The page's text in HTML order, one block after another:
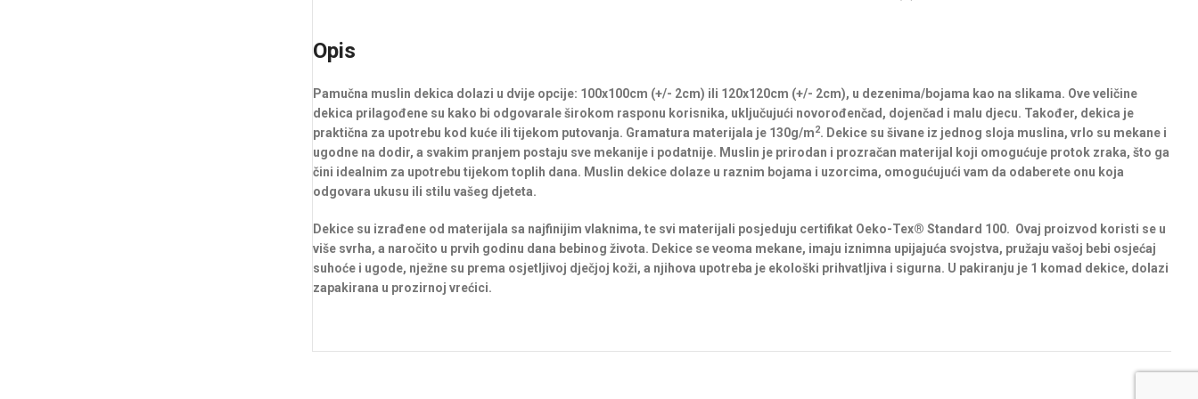
Opis
Pamučna muslin dekica dolazi u dvije opcije: 100x100cm (+/- 2cm) ili 120x120cm (+/- 2cm), u dezenima/bojama kao na slikama. Ove veličine
dekica prilagođene su kako bi odgovarale širokom rasponu korisnika, uključujući novorođenčad, dojenčad i malu djecu. Također, dekica je
praktična za upotrebu kod kuće ili tijekom putovanja. Gramatura materijala je 130g/m2. Dekice su šivane iz jednog sloja muslina, vrlo su mekane i
ugodne na dodir, a svakim pranjem postaju sve mekanije i podatnije. Muslin je prirodan i prozračan materijal koji omogućuje protok zraka, što ga
čini idealnim za upotrebu tijekom toplih dana. Muslin dekice dolaze u raznim bojama i uzorcima, omogućujući vam da odaberete onu koja
odgovara ukusu ili stilu vašeg djeteta.
Dekice su izrađene od materijala sa najfinijim vlaknima, te svi materijali posjeduju certifikat Oeko-Tex® Standard 100. Ovaj proizvod koristi se u
više svrha, a naročito u prvih godinu dana bebinog života. Dekice se veoma mekane, imaju iznimna upijajuća svojstva, pružaju vašoj bebi osjećaj
suhoće i ugode, nježne su prema osjetljivoj dječjoj koži, a njihova upotreba je ekološki prihvatljiva i sigurna. U pakiranju je 1 komad dekice, dolazi
zapakirana u prozirnoj vrećici.